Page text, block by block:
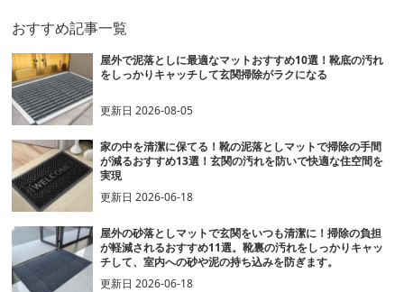
おすすめ記事一覧
屋外で泥落としに最適なマットおすすめ10選！靴底の汚れ
をしっかりキャッチして玄関掃除がラクになる
更新日2026-08-05
家の中を清潔に保てる！靴の泥落としマットで掃除の手間
が減るおすすめ13選！玄関の汚れを防いで快適な住空間を
実現
更新日2026-06-18
屋外の砂落としマットで玄関をいつも清潔に！掃除の負担
が軽減されるおすすめ11選。靴裏の汚れをしっかりキャッ
チして、室内への砂や泥の持ち込みを防ぎます。
更新日2026-06-18